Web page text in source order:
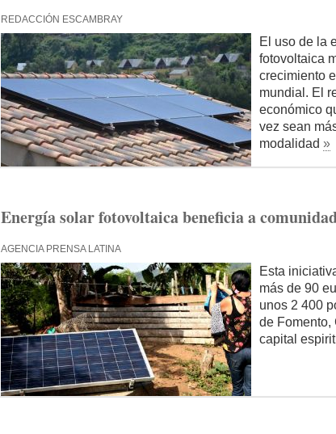
REDACCIÓN ESCAMBRAY
El uso de la
fotovoltaica
crecimiento
mundial. El
económico
vez sean
modalidad »
Energía solar fotovoltaica beneficia a
AGENCIA PRENSA LATINA
Esta
más de 90
unos 2 400
de Fomento,
capital